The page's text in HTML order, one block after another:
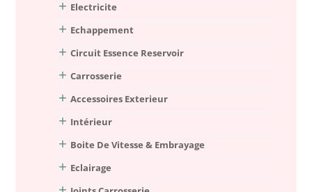
Electricite
Echappement
Circuit Essence Reservoir
Carrosserie
Accessoires Exterieur
Intérieur
Boite De Vitesse & Embrayage
Eclairage